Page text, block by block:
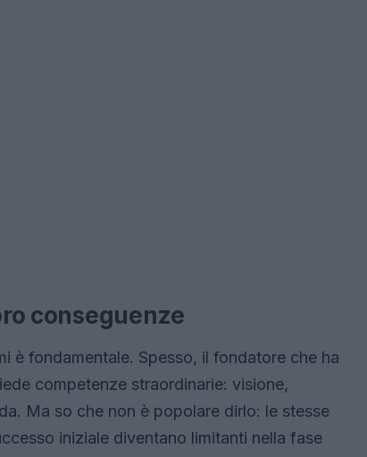
conseguenze
è fondamentale. Spesso, il fondatore che ha
competenze straordinarie: visione,
Ma so che non è popolare dirlo: le stesse
iniziale diventano limitanti nella fase